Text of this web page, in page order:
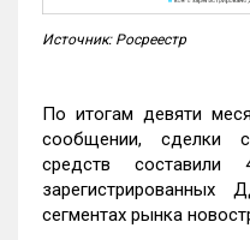
Источник: Росреестр
По итогам девяти
сообщении, сделки
средств
сегментах рынка